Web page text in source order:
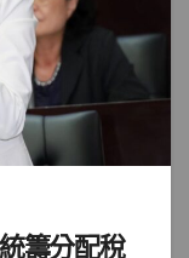
籌分配稅